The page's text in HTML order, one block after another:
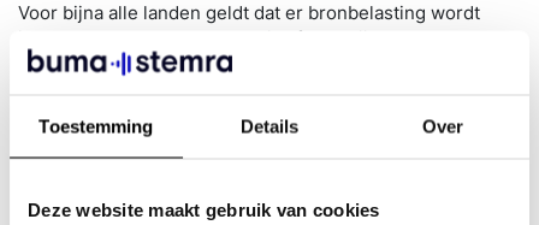
Toestemming Details Over
Deze website maakt gebruik van cookies
Voor bijna alle landen geldt dat er bronbelasting wordt
ingehouden. Het percentage is afhankelijk van het verdrag
dat Nederland heeft met het andere land en of we kunnen
dat geval is het ingehouden tarief vaak nihil. In een aantal
gevallen wijken we daar nu van af, een toelichting daarop
vind je hier:
Duitsland – onze aanvraag tot intermediair in Duitsland